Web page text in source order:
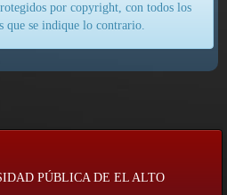
por copyright, con todos los
que se indique lo contrario.
PÚBLICA DE EL ALTO